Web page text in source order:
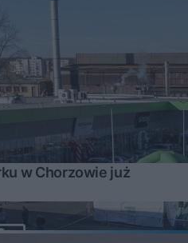
w Chorzowie już